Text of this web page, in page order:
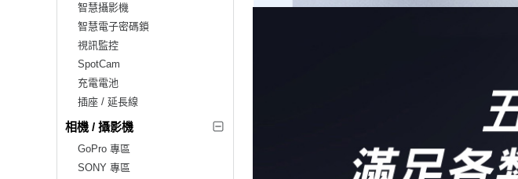
智慧攝影機
智慧電子密碼鎖
視訊監控
SpotCam
充電電池
插座 / 延長線
相機 / 攝影機
GoPro 專區
SONY 專區